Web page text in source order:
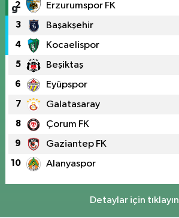
2 Erzurumspor FK
3 Başakşehir
4 Kocaelispor
5 Beşiktaş
6 Eyüpspor
7 Galatasaray
8 Çorum FK
9 Gaziantep FK
10 Alanyaspor
Detaylar için tıklayın